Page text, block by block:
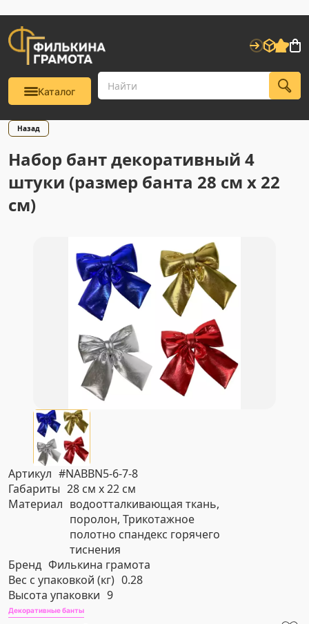
Каталог
Назад
Набор бант декоративный 4
штуки (размер банта 28 см х 22
см)
Артикул #NABBN5-6-7-8
Габариты 28 см х 22 см
Материал водоотталкивающая ткань,
поролон, Трикотажное
полотно спандекс горячего
тиснения
Бренд Филькина грамота
Вес с упаковкой (кг) 0.28
Высота упаковки 9
Декоративные банты